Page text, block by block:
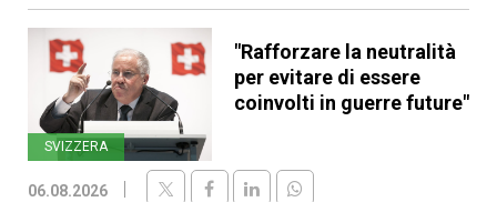
SVIZZERA
"Rafforzare la neutralità
per evitare di essere
coinvolti in guerre future"
06.08.2026